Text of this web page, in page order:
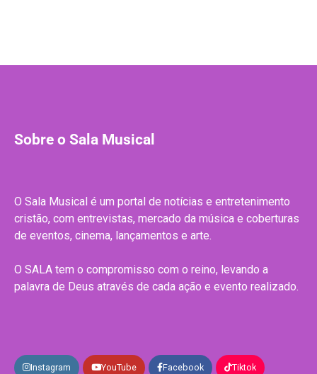
Sobre o Sala Musical
O Sala Musical é um portal de notícias e entretenimento
cristão, com entrevistas, mercado da música e coberturas
de eventos, cinema, lançamentos e arte.
O SALA tem o compromisso com o reino, levando a
palavra de Deus através de cada ação e evento realizado.
Instagram YouTube Facebook Tiktok